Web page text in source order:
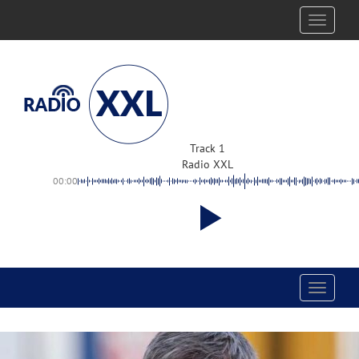
Toggle
Track 1
Radio XXL
00:00
Toggle